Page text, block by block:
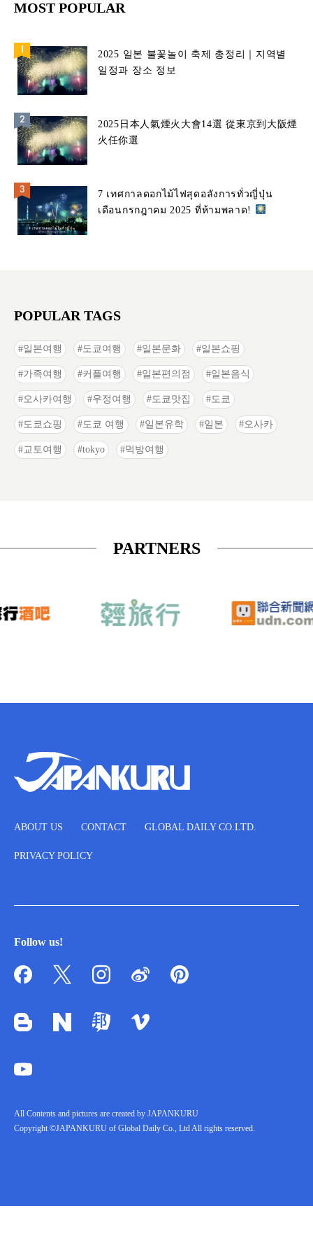
MOST POPULAR
2025 일본 불꽃놀이 축제 총정리｜지역별
일정과 장소 정보
2025日本人氣煙火大會14選 從東京到大阪煙
火任你選
7 เทศกาลดอกไม้ไฟสุดอลังการทั่วญี่ปุ่น
เดือนกรกฎาคม 2025 ที่ห้ามพลาด!
POPULAR TAGS
일본여행 도쿄여행 일본문화 일본쇼핑
가족여행 커플여행 일본편의점 일본음식
오사카여행 우정여행 도쿄맛집 도쿄
도쿄쇼핑 도쿄 여행 일본유학 일본 오사카
교토여행 tokyo 먹방여행
PARTNERS
ABOUT US CONTACT GLOBAL DAILY CO.LTD.
PRIVACY POLICY
Follow us!
All Contents and pictures are created by JAPANKURU
Copyright ©JAPANKURU of Global Daily Co., Ltd All rights reserved.